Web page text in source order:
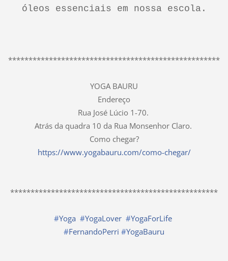
óleos essenciais em nossa escola.
****************************************************
YOGA BAURU
Endereço
Rua José Lúcio 1-70.
Atrás da quadra 10 da Rua Monsenhor Claro.
Como chegar?
https://www.yogabauru.com/como-chegar/
***************************************************
#Yoga #YogaLover #YogaForLife
#FernandoPerri #YogaBauru